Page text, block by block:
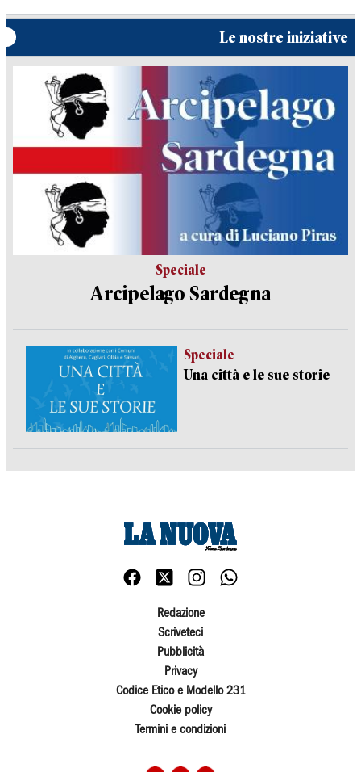
Le nostre iniziative
Speciale
Arcipelago Sardegna
Speciale
Una città e le sue storie
Redazione
Scriveteci
Pubblicità
Privacy
Codice Etico e Modello 231
Cookie policy
Termini e condizioni